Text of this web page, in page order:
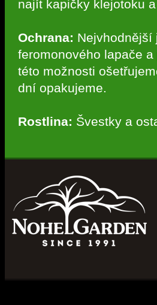
najít kapičky klejotoku
Ochrana: Nejvhodnější
feromonového lapače
této možnosti
dní opakujeme.
Rostlina: Švestky a